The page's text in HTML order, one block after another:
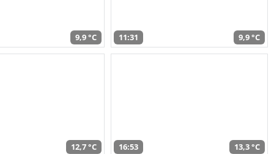
9,9 °C 11:31 9,9 °C
12,7 °C 16:53 13,3 °C